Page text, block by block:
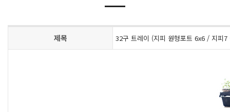
제목 32구 트레이 (지피 원형포트 6x6 / 지피